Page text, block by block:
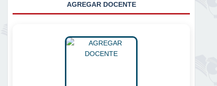
AGREGAR DOCENTE